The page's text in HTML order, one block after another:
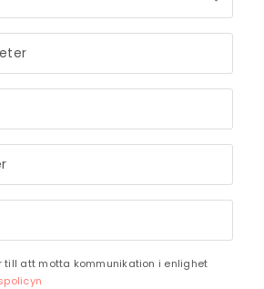
STRÅLANDE!
är mottaget och vi återkommer
snart vi har möjlighet.
till att motta kommunikation i enlighet